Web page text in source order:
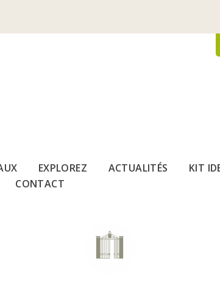
EXPLOREZ ACTUALITÉS
KIT
CONTACT